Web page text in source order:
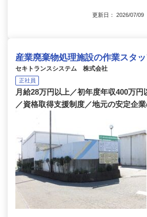
更新日： 2026/07/
産業廃棄物処理施設の作業スタ
セキトランスシステム 株式会社
正社員
月給28万円以上／初年度年収400万円
／資格取得支援制度／地元の安定企業